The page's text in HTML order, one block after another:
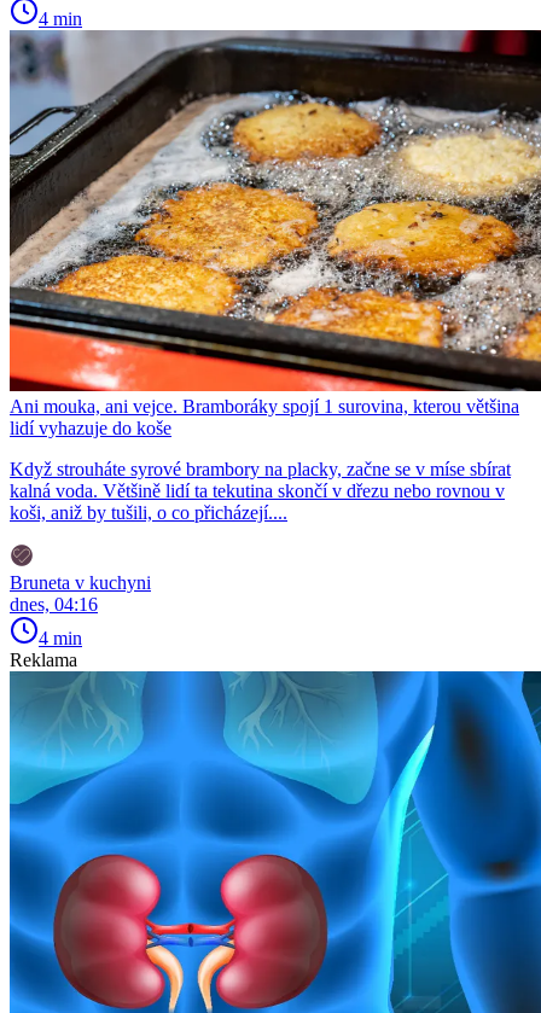
4 min
Ani mouka, ani vejce. Bramboráky spojí 1 surovina, kterou většina
lidí vyhazuje do koše
Když strouháte syrové brambory na placky, začne se v míse sbírat
kalná voda. Většině lidí ta tekutina skončí v dřezu nebo rovnou v
koši, aniž by tušili, o co přicházejí....
Bruneta v kuchyni
dnes, 04:16
4 min
Reklama